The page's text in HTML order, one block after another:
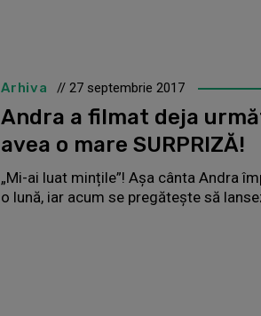
Arhiva // 27 septembrie 2017
Andra a filmat deja
avea o mare SURPRIZĂ!
„Mi-ai luat mințile”! Așa cânta Andra
o lună, iar acum se pregătește să